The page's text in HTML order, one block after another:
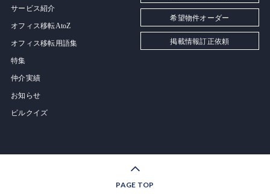
サービス紹介
オフィス移転AtoZ
オフィス移転用語集
特集
仲介実績
お知らせ
ビルクイズ
希望物件オーダー
掲載情報訂正依頼
PAGE TOP